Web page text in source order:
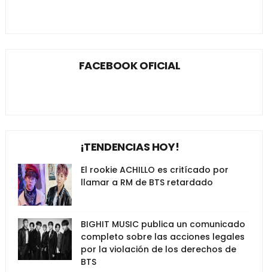
FACEBOOK OFICIAL
¡TENDENCIAS HOY!
El rookie ACHILLO es critícado por
llamar a RM de BTS retardado
BIGHIT MUSIC publica un comunicado
completo sobre las acciones legales
por la violación de los derechos de
BTS